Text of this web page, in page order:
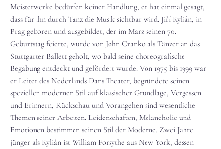
Meisterwerke bedürfen keiner Handlung, er hat einmal gesagt,
dass für ihn durch Tanz die Musik sichtbar wird. Jiří Kylián, in
Prag geboren und ausgebildet, der im März seinen 70.
Geburtstag feierte, wurde von John Cranko als Tänzer an das
Stuttgarter Ballett geholt, wo bald seine choreografische
Begabung entdeckt und gefördert wurde. Von 1975 bis 1999 war
er Leiter des Nederlands Dans Theater, begründete seinen
speziellen modernen Stil auf klassischer Grundlage, Vergessen
und Erinnern, Rückschau und Vorangehen sind wesentliche
Themen seiner Arbeiten. Leidenschaften, Melancholie und
Emotionen bestimmen seinen Stil der Moderne. Zwei Jahre
jünger als Kylián ist William Forsythe aus New York, dessen